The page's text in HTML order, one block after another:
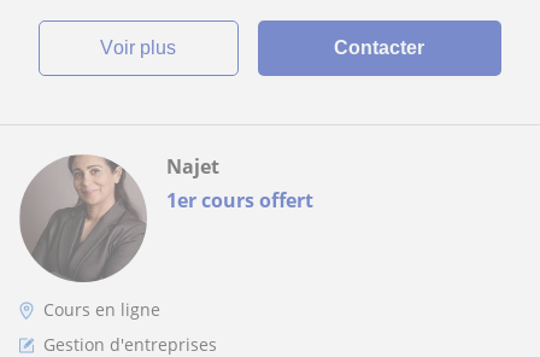
voir plus Contacter
1er cours offert
Najet
Cours en ligne
Gestion d'entreprises